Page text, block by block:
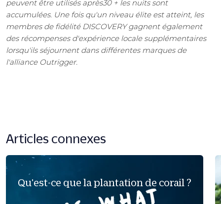
peuvent être utilisés après30 + les nuits sont
accumulées. Une fois qu'un niveau élite est atteint, les
membres de fidélité DISCOVERY gagnent également
des récompenses d'expérience locale supplémentaires
lorsqu'ils séjournent dans différentes marques de
l'alliance Outrigger.
Articles connexes
Qu'est-ce que la plantation de corail ?